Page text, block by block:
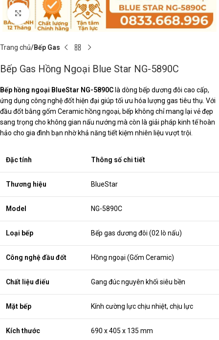
Click to enlarge
Trang chủ Bếp Gas
Bếp Gas Hồng Ngoại Blue Star NG-5890C
Bếp hồng ngoại BlueStar NG-5890C là dòng bếp dương đôi cao cấp,
ứng dụng công nghệ đốt hiện đại giúp tối ưu hóa lượng gas tiêu thụ. Với
đầu đốt bằng gốm Ceramic hồng ngoại, bếp không chỉ mang lại vẻ đẹp
sang trọng cho không gian nấu nướng mà còn là giải pháp kinh tế hoàn
hảo cho gia đình bạn nhờ khả năng tiết kiệm nhiên liệu vượt trội.
Đặc tính Thông số chi tiết
Thương hiệu BlueStar
Model NG-5890C
Loại bếp Bếp gas dương đôi (02 lò nấu)
Công nghệ đầu đốt Hồng ngoại (Gốm Ceramic)
Chất liệu điếu Gang đúc nguyên khối siêu bền
Mặt bếp Kính cường lực chịu nhiệt, chịu lực
Kích thước 690 x 405 x 135 mm